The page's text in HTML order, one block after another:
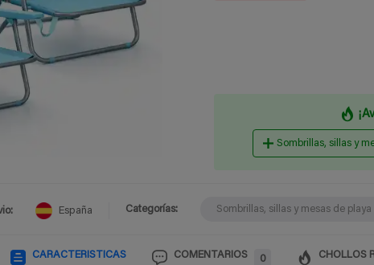
Sombrillas, sillas y
España Categorías: Sombrillas, sillas y mesas de playa
CARACTERISTICAS COMENTARIOS 0 CHOLLOS